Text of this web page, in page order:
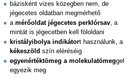
bázisként vizes közegben nem, de
jégecetes oldatban megmérhető
a mérőoldat jégecetes perklórsav, a
mintát is jégecetben kell föloldani
kristályibolya indikátort használunk, a
kékeszöld szín eléréséig
egyenértéktömeg a molekulatömeggel
egyezik meg